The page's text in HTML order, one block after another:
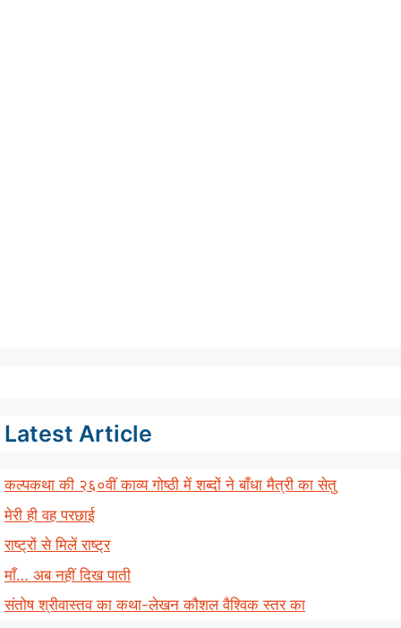
Latest Article
कल्पकथा की २६०वीं काव्य गोष्ठी में शब्दों ने बाँधा मैत्री का सेतु
मेरी ही वह परछाई
राष्ट्रों से मिलें राष्ट्र
माँ… अब नहीं दिख पाती
संतोष श्रीवास्तव का कथा-लेखन कौशल वैश्विक स्तर का